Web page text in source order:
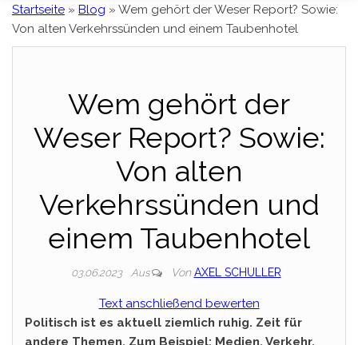
Startseite » Blog » Wem gehört der Weser Report? Sowie:
Von alten Verkehrssünden und einem Taubenhotel
Wem gehört der
Weser Report? Sowie:
Von alten
Verkehrssünden und
einem Taubenhotel
03.06.2023 Aus Von AXEL SCHULLER
Text anschließend bewerten
Politisch ist es aktuell ziemlich ruhig. Zeit für
andere Themen. Zum Beispiel: Medien, Verkehr,